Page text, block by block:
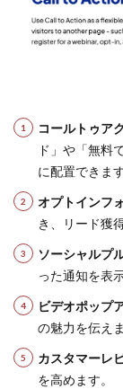
コールトゥア
ド」や「無料
に配置できます
オプトインフ
き、リード獲
ソーシャルプ
った通知を表
ビデオポップ
の魅力を伝えま
カスタマーレ
を高めます。